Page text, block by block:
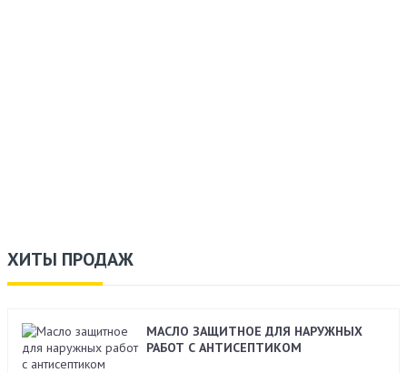
ХИТЫ ПРОДАЖ
МАСЛО ЗАЩИТНОЕ ДЛЯ НАРУЖНЫХ
РАБОТ С АНТИСЕПТИКОМ